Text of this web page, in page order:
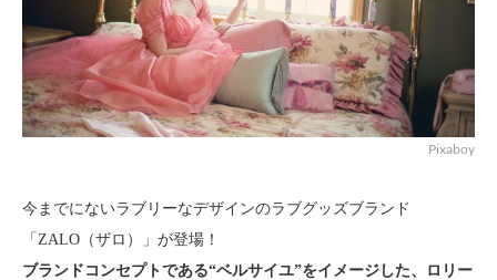
Pixaboy
今までにないラブリーなデザインのラブグッズブランド
「ZALO（ザロ）」が登場！
ブランドコンセプトである“ベルサイユ”をイメージした、ロリー